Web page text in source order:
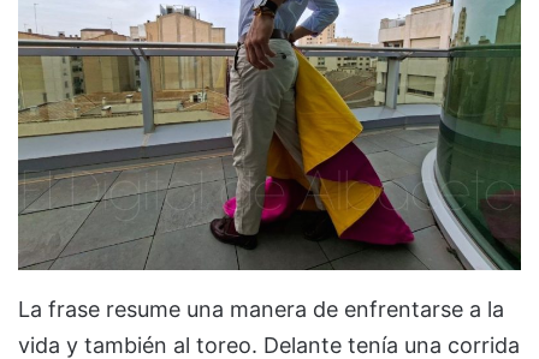
La frase resume una manera de enfrentarse a la
vida y también al toreo. Delante tenía una corrida